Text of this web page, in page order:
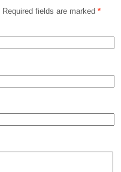
Required fields are marked *